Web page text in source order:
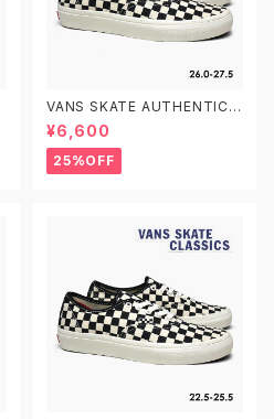
VANS SKATE AUTHENTIC V
N0A5FC8FS8 26.0-27.5 CH
ECKERBOARD MARSHMALL
OW ヴァンズ スケート オーセン
ティック スケシュー スケートシ
¥6,600
25%OFF